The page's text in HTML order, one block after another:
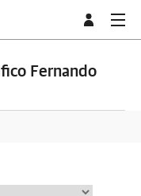
Fernando